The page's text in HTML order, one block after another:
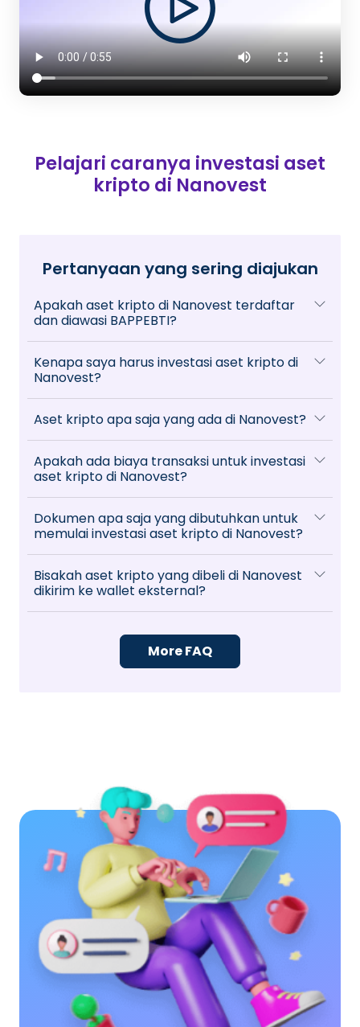
Pelajari caranya investasi aset
kripto di Nanovest
Pertanyaan yang sering diajukan
Apakah aset kripto di Nanovest terdaftar
dan diawasi BAPPEBTI?
Kenapa saya harus investasi aset kripto di
Nanovest?
Aset kripto apa saja yang ada di Nanovest?
Apakah ada biaya transaksi untuk investasi
aset kripto di Nanovest?
Dokumen apa saja yang dibutuhkan untuk
memulai investasi aset kripto di Nanovest?
Bisakah aset kripto yang dibeli di Nanovest
dikirim ke wallet eksternal?
More FAQ